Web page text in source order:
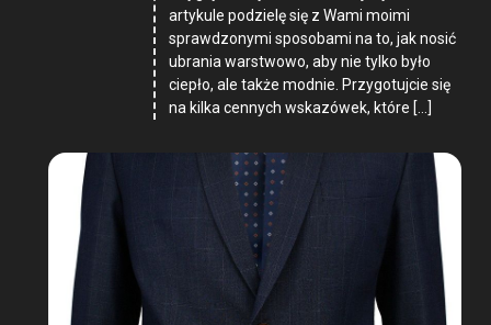
artykule podzielę się z Wami moimi
sprawdzonymi sposobami na to, jak nosić
ubrania warstwowo, aby nie tylko było
ciepło, ale także modnie. Przygotujcie się
na kilka cennych wskazówek, które […]